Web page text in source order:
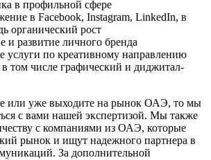
в профильной сфере
в Facebook, Instagram, LinkedIn, в
органический рост
и развитие личного бренда
услуги по креативному направлению
в том числе графический и диджитал-
или уже выходите на рынок ОАЭ, то мы
с вами нашей экспертизой. Мы также
с компаниями из ОАЭ, которые
рынок и ищут надежного партнера в
За дополнительной